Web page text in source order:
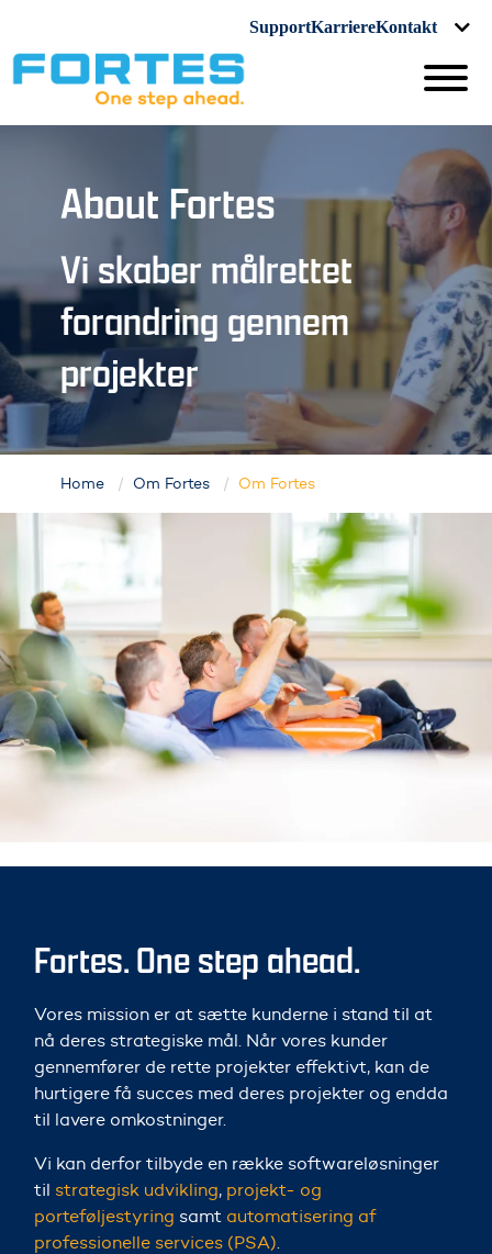
SupportKarriereKontakt
About Fortes
Vi skaber målrettet
forandring gennem
projekter
Home Om Fortes Om Fortes
Fortes. One step ahead.
Vores mission er at sætte kunderne i stand til at
nå deres strategiske mål. Når vores kunder
gennemfører de rette projekter effektivt, kan de
hurtigere få succes med deres projekter og endda
til lavere omkostninger.
Vi kan derfor tilbyde en række softwareløsninger
til strategisk udvikling, projekt- og
porteføljestyring samt automatisering af
professionelle services (PSA).